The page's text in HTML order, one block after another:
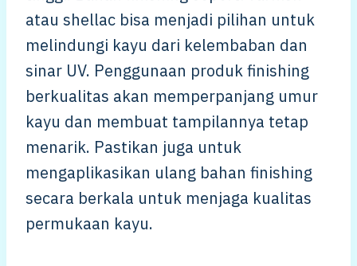
atau shellac bisa menjadi pilihan untuk
melindungi kayu dari kelembaban dan
sinar UV. Penggunaan produk finishing
berkualitas akan memperpanjang umur
kayu dan membuat tampilannya tetap
menarik. Pastikan juga untuk
mengaplikasikan ulang bahan finishing
secara berkala untuk menjaga kualitas
permukaan kayu.